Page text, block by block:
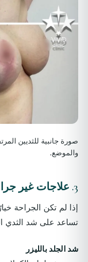
صورة جانبية للثديين
والموضع.
3. علاجات غير
إذا لم تكن الجراحة
تساعد على شد الثدي
شد الجلد بالليزر